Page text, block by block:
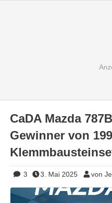
CaDA Mazda
Gewinner von
3 3. Mai 2025 von